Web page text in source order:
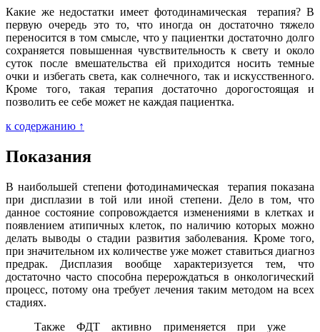
Какие же недостатки имеет фотодинамическая терапия? В
первую очередь это то, что иногда он достаточно тяжело
переносится в том смысле, что у пациентки достаточно долго
сохраняется повышенная чувствительность к свету и около
суток после вмешательства ей приходится носить темные
очки и избегать света, как солнечного, так и искусственного.
Кроме того, такая терапия достаточно дорогостоящая и
позволить ее себе может не каждая пациентка.
к содержанию ↑
Показания
В наибольшей степени фотодинамическая терапия показана
при дисплазии в той или иной степени. Дело в том, что
данное состояние сопровождается изменениями в клетках и
появлением атипичных клеток, по наличию которых можно
делать выводы о стадии развития заболевания. Кроме того,
при значительном их количестве уже может ставиться диагноз
предрак. Дисплазия вообще характеризуется тем, что
достаточно часто способна перерождаться в онкологический
процесс, потому она требует лечения таким методом на всех
стадиях.
Также ФДТ активно применяется при уже